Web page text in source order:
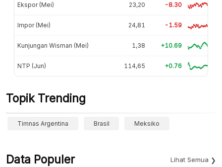
Ekspor (Mei) 23,20 -8.30
Impor (Mei) 24,81 -1.59
Kunjungan Wisman (Mei) 1,38 +10.69
NTP (Jun) 114,65 +0.76
Topik Trending
Timnas Argentina Brasil Meksiko
Data Populer Lihat Semua